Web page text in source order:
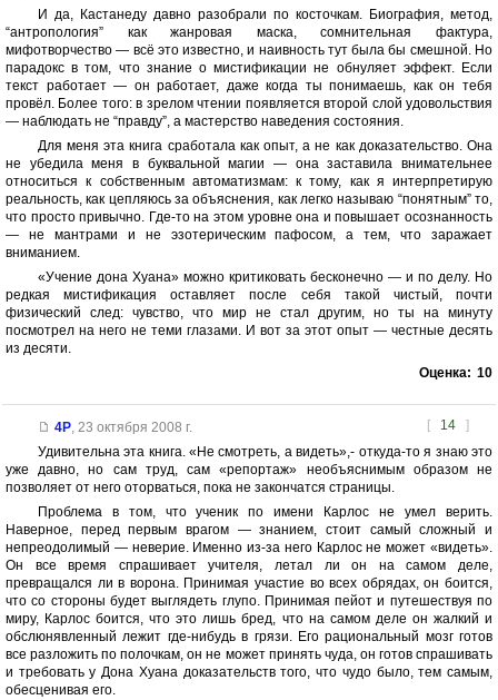
И да, Кастанеду давно разобрали по косточкам. Биография, метод,
“антропология” как жанровая маска, сомнительная фактура,
мифотворчество — всё это известно, и наивность тут была бы смешной. Но
парадокс в том, что знание о мистификации не обнуляет эффект. Если
текст работает — он работает, даже когда ты понимаешь, как он тебя
провёл. Более того: в зрелом чтении появляется второй слой удовольствия
— наблюдать не “правду”, а мастерство наведения состояния.
Для меня эта книга сработала как опыт, а не как доказательство. Она
не убедила меня в буквальной магии — она заставила внимательнее
относиться к собственным автоматизмам: к тому, как я интерпретирую
реальность, как цепляюсь за объяснения, как легко называю “понятным” то,
что просто привычно. Где-то на этом уровне она и повышает осознанность
— не мантрами и не эзотерическим пафосом, а тем, что заражает
вниманием.
«Учение дона Хуана» можно критиковать бесконечно — и по делу. Но
редкая мистификация оставляет после себя такой чистый, почти
физический след: чувство, что мир не стал другим, но ты на минуту
посмотрел на него не теми глазами. И вот за этот опыт — честные десять
из десяти.
Оценка: 10
[ 14 ]
4P, 23 октября 2008 г.
Удивительна эта книга. «Не смотреть, а видеть»,- откуда-то я знаю это
уже давно, но сам труд, сам «репортаж» необъяснимым образом не
позволяет от него оторваться, пока не закончатся страницы.
Проблема в том, что ученик по имени Карлос не умел верить.
Наверное, перед первым врагом — знанием, стоит самый сложный и
непреодолимый — неверие. Именно из-за него Карлос не может «видеть».
Он все время спрашивает учителя, летал ли он на самом деле,
превращался ли в ворона. Принимая участие во всех обрядах, он боится,
что со стороны будет выглядеть глупо. Принимая пейот и путешествуя по
миру, Карлос боится, что это лишь бред, что на самом деле он жалкий и
обслюнявленный лежит где-нибудь в грязи. Его рациональный мозг готов
все разложить по полочкам, он не может принять чуда, он готов спрашивать
и требовать у Дона Хуана доказательств того, что чудо было, тем самым,
обесценивая его.